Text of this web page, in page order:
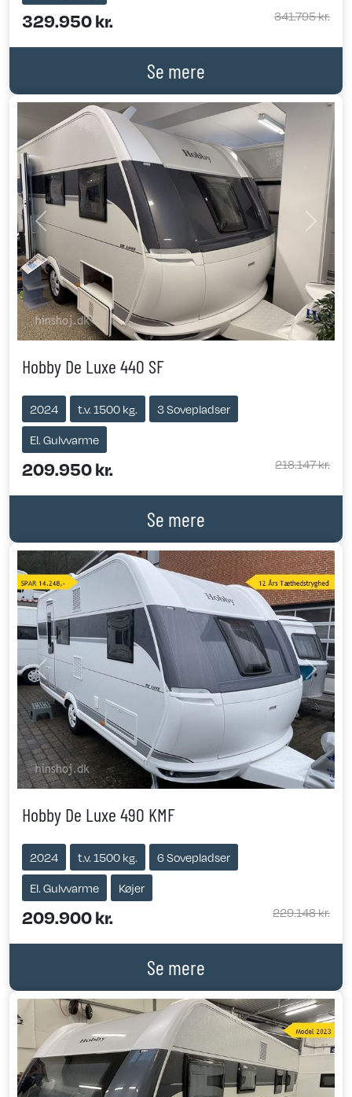
329.950 kr. 341.795 kr.
Se mere
Previous Next
Hobby De Luxe 440 SF
2024 t.v. 1500 kg.
3 Sovepladser
El. Gulvvarme
209.950 kr. 218.147 kr.
Se mere
Previous Next
Hobby De Luxe 490 KMF
2024 t.v. 1500 kg.
6 Sovepladser
El. Gulvvarme
Køjer
209.900 kr. 229.148 kr.
Se mere